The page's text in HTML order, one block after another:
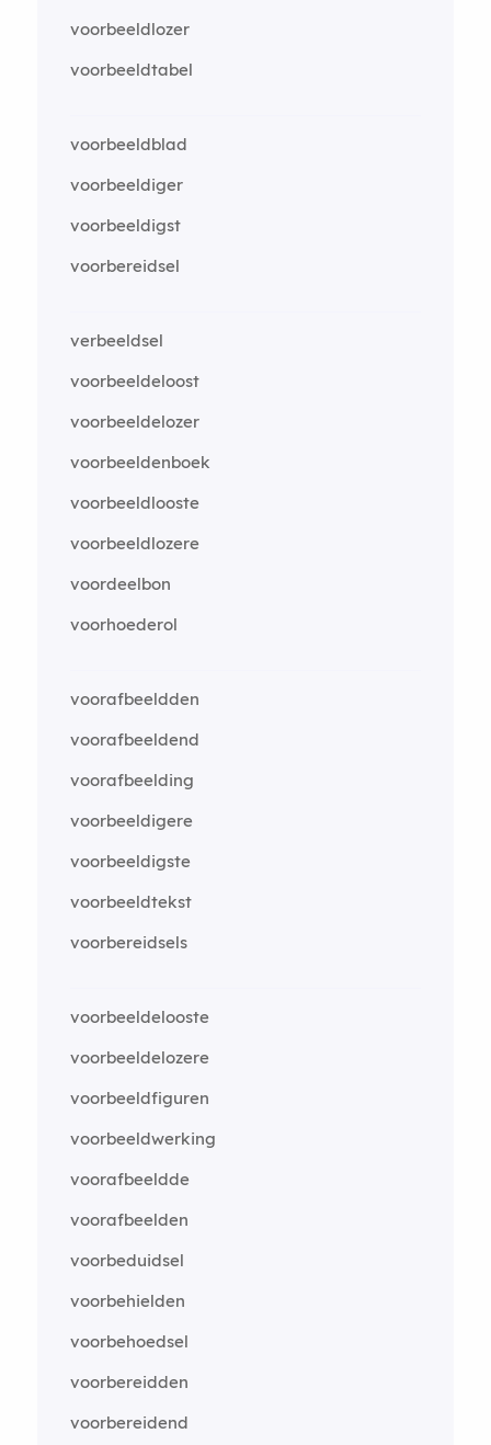
voorbeeldlozer
voorbeeldtabel
voorbeeldblad
voorbeeldiger
voorbeeldigst
voorbereidsel
verbeeldsel
voorbeeldeloost
voorbeeldelozer
voorbeeldenboek
voorbeeldlooste
voorbeeldlozere
voordeelbon
voorhoederol
voorafbeeldden
voorafbeeldend
voorafbeelding
voorbeeldigere
voorbeeldigste
voorbeeldtekst
voorbereidsels
voorbeeldelooste
voorbeeldelozere
voorbeeldfiguren
voorbeeldwerking
voorafbeeldde
voorafbeelden
voorbeduidsel
voorbehielden
voorbehoedsel
voorbereidden
voorbereidend